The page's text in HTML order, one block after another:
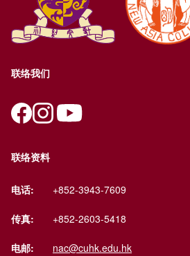
联络我们
联络资料
电话: +852-3943-7609
传真: +852-2603-5418
电邮: nac@cuhk.edu.hk